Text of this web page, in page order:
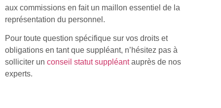
aux commissions en fait un maillon essentiel de la
représentation du personnel.
Pour toute question spécifique sur vos droits et
obligations en tant que suppléant, n’hésitez pas à
solliciter un conseil statut suppléantauprès de nos
experts.